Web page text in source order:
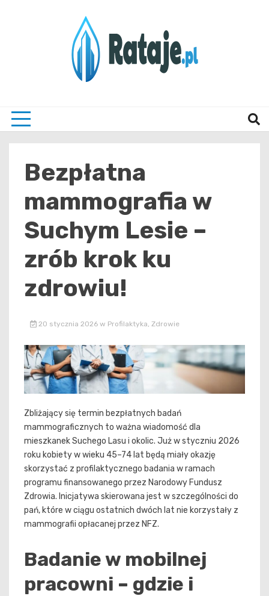
Bezpłatna
mammografia w
Suchym Lesie –
zrób krok ku
zdrowiu!
20 stycznia 2026 w Profilaktyka, Zdrowie
Zbliżający się termin bezpłatnych badań
mammograficznych to ważna wiadomość dla
mieszkanek Suchego Lasu i okolic. Już w styczniu 2026
roku kobiety w wieku 45–74 lat będą miały okazję
skorzystać z profilaktycznego badania w ramach
programu finansowanego przez Narodowy Fundusz
Zdrowia. Inicjatywa skierowana jest w szczególności do
pań, które w ciągu ostatnich dwóch lat nie korzystały z
mammografii opłacanej przez NFZ.
Badanie w mobilnej
pracowni – gdzie i